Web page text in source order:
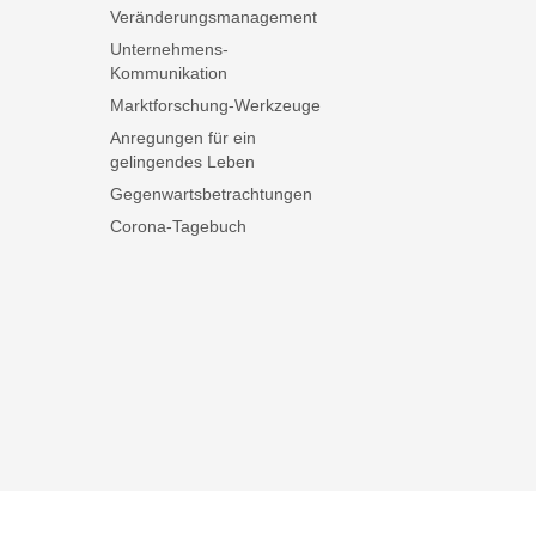
Veränderungsmanagement
Unternehmens-
Kommunikation
Marktforschung-Werkzeuge
Anregungen für ein
gelingendes Leben
Gegenwartsbetrachtungen
Corona-Tagebuch